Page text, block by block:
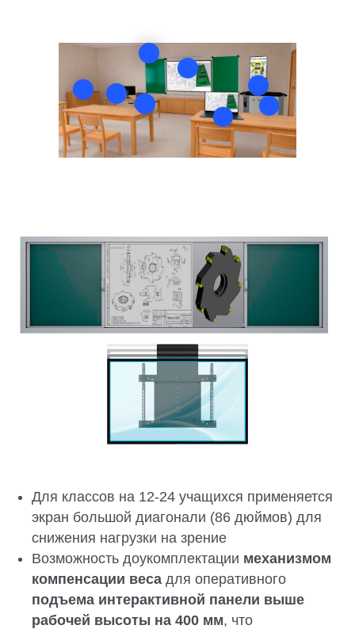
Для классов на 12-24 учащихся применяется
экран большой диагонали (86 дюймов) для
снижения нагрузки на зрение
Возможность доукомплектации механизмом
компенсации веса для оперативного
подъема интерактивной панели выше
рабочей высоты на 400 мм, что